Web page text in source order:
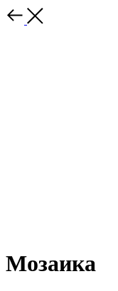
Мозаика